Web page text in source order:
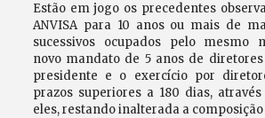
Estão em jogo os precedentes
ANVISA para 10 anos ou mais de
sucessivos ocupados pelo mesmo
novo mandato de 5 anos de
presidente e o exercício por
prazos superiores a 180 dias,
eles, restando inalterada a